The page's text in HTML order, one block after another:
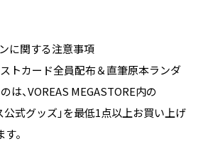
ンに関する注意事項
トカード全員配布＆直筆原本ランダ
は、VOREAS MEGASTORE内の
公式グッズ」を最低1点以上お買い上げ
。